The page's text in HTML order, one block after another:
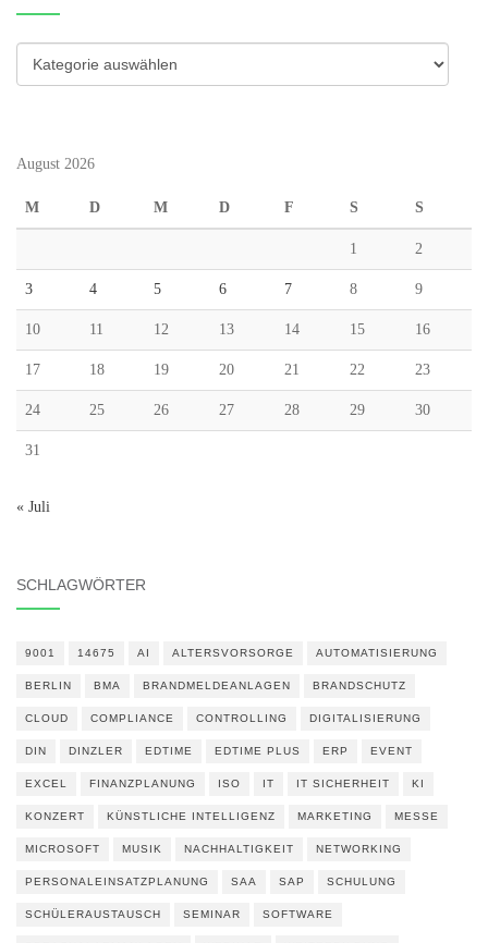
Kategorien
August 2026
M D M D F S S
1 2
3 4 5 6 7 8 9
10 11 12 13 14 15 16
17 18 19 20 21 22 23
24 25 26 27 28 29 30
31
« Juli
SCHLAGWÖRTER
9001 14675 AI ALTERSVORSORGE AUTOMATISIERUNG
BERLIN BMA BRANDMELDEANLAGEN BRANDSCHUTZ
CLOUD COMPLIANCE CONTROLLING DIGITALISIERUNG
DIN DINZLER EDTIME EDTIME PLUS ERP EVENT
EXCEL FINANZPLANUNG ISO IT IT SICHERHEIT KI
KONZERT KÜNSTLICHE INTELLIGENZ MARKETING MESSE
MICROSOFT MUSIK NACHHALTIGKEIT NETWORKING
PERSONALEINSATZPLANUNG SAA SAP SCHULUNG
SCHÜLERAUSTAUSCH SEMINAR SOFTWARE